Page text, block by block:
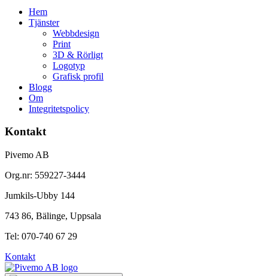
Hem
Tjänster
Webbdesign
Print
3D & Rörligt
Logotyp
Grafisk profil
Blogg
Om
Integritetspolicy
Kontakt
Pivemo AB
Org.nr: 559227-3444
Jumkils-Ubby 144
743 86, Bälinge, Uppsala
Tel: 070-740 67 29
Kontakt